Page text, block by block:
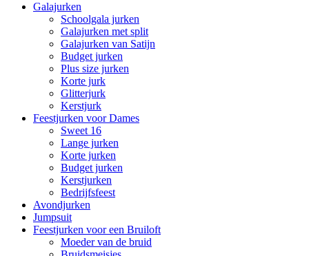
Galajurken
Schoolgala jurken
Galajurken met split
Galajurken van Satijn
Budget jurken
Plus size jurken
Korte jurk
Glitterjurk
Kerstjurk
Feestjurken voor Dames
Sweet 16
Lange jurken
Korte jurken
Budget jurken
Kerstjurken
Bedrijfsfeest
Avondjurken
Jumpsuit
Feestjurken voor een Bruiloft
Moeder van de bruid